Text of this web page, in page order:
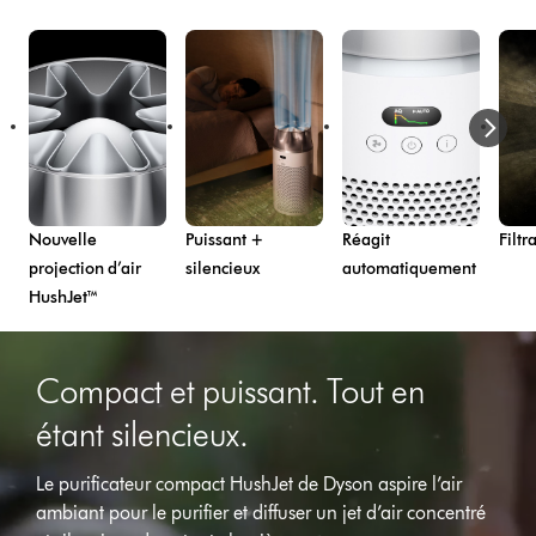
Nouvelle
projection d’air
HushJet™
Puissant +
silencieux
Réagit
automatiquement
Compact et puissant. Tout en
étant silencieux.
Le purificateur compact HushJet de Dyson aspire l’air
ambiant pour le purifier et diffuser un jet d’air concentré